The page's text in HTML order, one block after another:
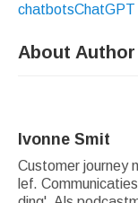
chatbotsChatGPT
About Author
Ivonne Smit
Customer journey
lef.